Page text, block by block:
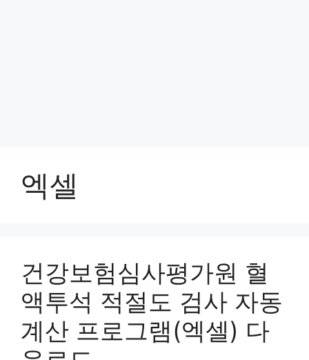
엑셀
건강보험심사평가원 혈
액투석 적절도 검사 자동
계산 프로그램(엑셀) 다